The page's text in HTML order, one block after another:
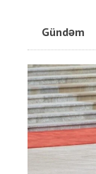
Gündəm